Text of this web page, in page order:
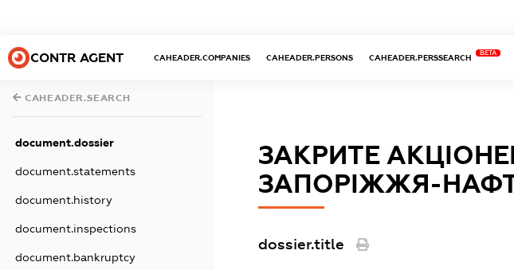
CONTR AGENT CAHEADER.COMPANIES CAHEADER.PERSONS CAHEADER.PERSSEARCH
BETA
CAHEADER.SEARCH
document.dossier
document.statements
document.history
document.inspections
document.bankruptcy
ЗАКРИТЕ
ЗАПОРІЖЖЯ-
dossier.title